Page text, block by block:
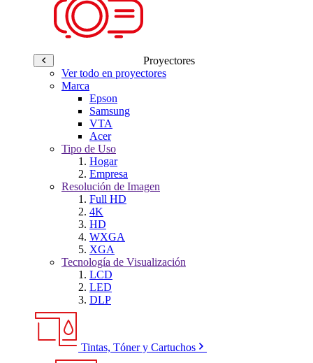
Proyectores
Ver todo en proyectores
Marca
Epson
Samsung
VTA
Acer
Tipo de Uso
Hogar
Empresa
Resolución de Imagen
Full HD
4K
HD
WXGA
XGA
Tecnología de Visualización
LCD
LED
DLP
Tintas, Tóner y Cartuchos